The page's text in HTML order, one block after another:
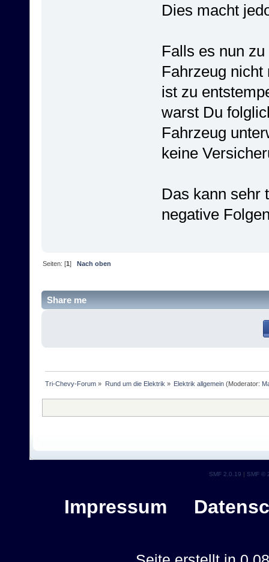
Dies macht
Falls es nun
Fahrzeug
ist zu
warst Du
Fahrzeug
keine
Das kann sehr
negative
Seiten: [1]Nach oben
Share me
Tri-Chevy-Forum » Rund um die Elektrik » Elektrik allgemein(Moderator:
SMF 2.0.19 | SMF ©
Impressum